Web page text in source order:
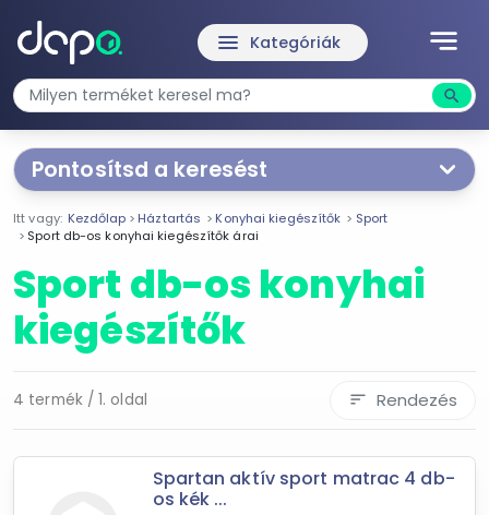
notes
menu Kategóriák
search
Pontosítsd a keresést
Segítünk a keresésben!
Válaszd ki a jellemzőketTe magad!
Ár szűrése
3 190 Ft
Szűrés
Itt vagy: Kezdőlap Háztartás Konyhai kiegészítők
Sport
Sport db-os konyhai kiegészítők árai
Sport db-os konyhai
kiegészítők
4 termék / 1. oldal sort Rendezés
Spartan aktív sport matrac 4 db-
os kék ...